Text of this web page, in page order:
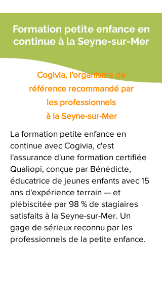
Formation petite enfance en
continue à la Seyne-sur-Mer
Cogivia, l'organisme de
référence recommandé par
les professionnels
à la Seyne-sur-Mer
La formation petite enfance en
continue avec Cogivia, c'est
l'assurance d'une formation certifiée
Qualiopi, conçue par Bénédicte,
éducatrice de jeunes enfants avec 15
ans d'expérience terrain — et
plébiscitée par 98 % de stagiaires
satisfaits à la Seyne-sur-Mer. Un
gage de sérieux reconnu par les
professionnels de la petite enfance.